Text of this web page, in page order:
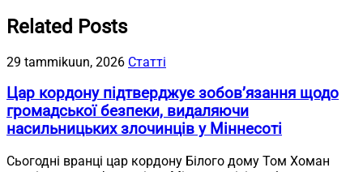
Related Posts
29 tammikuun, 2026 Статті
Цар кордону підтверджує зобов’язання щодо
громадської безпеки, видаляючи
насильницьких злочинців у Міннесоті
Сьогодні вранці цар кордону Білого дому Том Хоман